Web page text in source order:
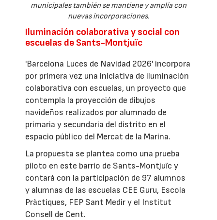
municipales también se mantiene y amplía con
nuevas incorporaciones.
Iluminación colaborativa y social con
escuelas de Sants-Montjuïc
'Barcelona Luces de Navidad 2026' incorpora
por primera vez una iniciativa de iluminación
colaborativa con escuelas, un proyecto que
contempla la proyección de dibujos
navideños realizados por alumnado de
primaria y secundaria del distrito en el
espacio público del Mercat de la Marina.
La propuesta se plantea como una prueba
piloto en este barrio de Sants-Montjuïc y
contará con la participación de 97 alumnos
y alumnas de las escuelas CEE Guru, Escola
Pràctiques, FEP Sant Medir y el Institut
Consell de Cent.